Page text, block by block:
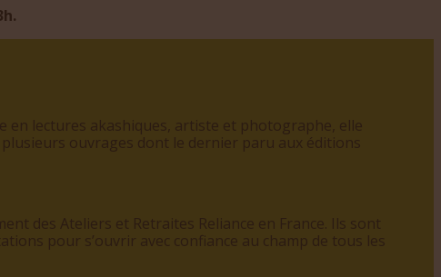
en lectures akashiques, artiste et photographe, elle
ouvrages dont le dernier paru aux éditions
des Ateliers et Retraites Reliance en France. Ils sont
pour s’ouvrir avec confiance au champ de tous les